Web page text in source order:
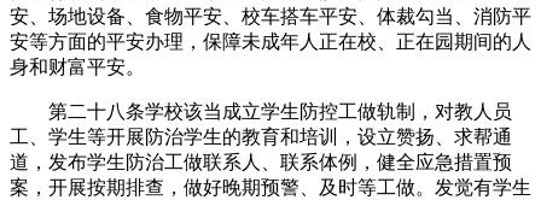
安、场地设备、食物平安、校车搭车平安、体裁勾当、消防平
安等方面的平安办理，保障未成年人正在校、正在园期间的人
身和财富平安。
第二十八条学校该当成立学生防控工做轨制，对教人员
工、学生等开展防治学生的教育和培训，设立赞扬、求帮通
道，发布学生防治工做联系人、联系体例，健全应急措置预
案，开展按期排查，做好晚期预警、及时等工做。发觉有学生